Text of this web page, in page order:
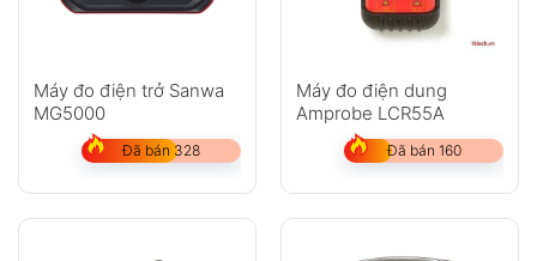
Máy đo điện trở Sanwa
MG5000
Đã bán 328
Máy đo điện dung
Amprobe LCR55A
Đã bán 160